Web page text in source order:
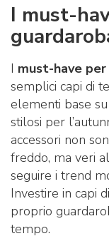
I must-
I must-have
semplici capi di
elementi base
stilosi per
accessori non
freddo, ma veri
seguire i trend
Investire in capi
proprio
tempo.